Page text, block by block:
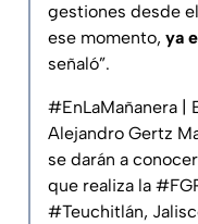
gestiones desde
ese momento, ya
señaló”.
#EnLaMañanera |
Alejandro Gertz
se darán a
que realiza la
#Teuchitlán,